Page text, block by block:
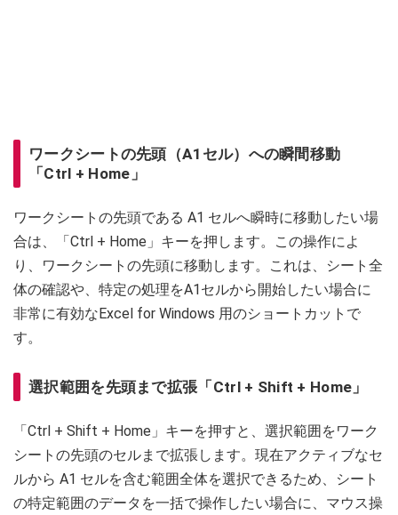
ワークシートの先頭（A1セル）への瞬間移動
「Ctrl + Home」
ワークシートの先頭である A1 セルへ瞬時に移動したい場
合は、「Ctrl + Home」キーを押します。この操作によ
り、ワークシートの先頭に移動します。これは、シート全
体の確認や、特定の処理をA1セルから開始したい場合に
非常に有効なExcel for Windows 用のショートカットで
す。
選択範囲を先頭まで拡張「Ctrl + Shift + Home」
「Ctrl + Shift + Home」キーを押すと、選択範囲をワーク
シートの先頭のセルまで拡張します。現在アクティブなセ
ルから A1 セルを含む範囲全体を選択できるため、シート
の特定範囲のデータを一括で操作したい場合に、マウス操